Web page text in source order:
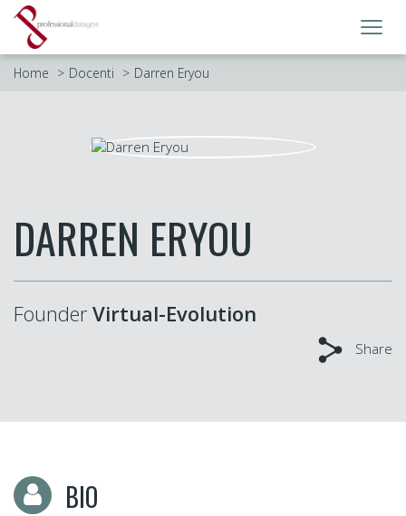
Home Docenti Darren Eryou
DARREN ERYOU
Founder Virtual-Evolution
Share
BIO